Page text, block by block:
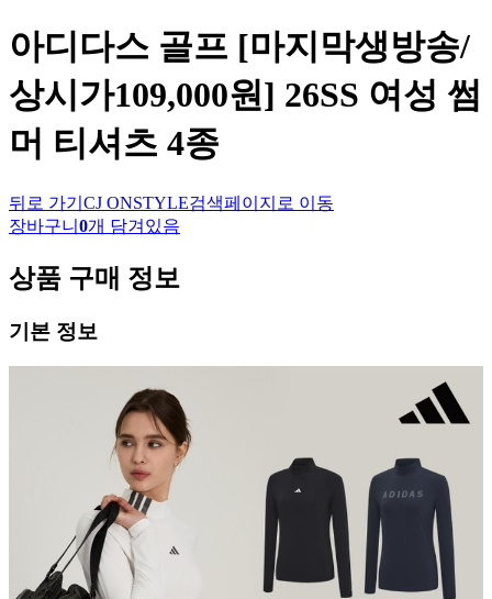
아디다스 골프 [마지막생방송/
상시가109,000원] 26SS 여성 썸
머 티셔츠 4종
뒤로 가기 CJ ONSTYLE검색페이지로 이동
장바구니 0개 담겨있음
상품 구매 정보
기본 정보